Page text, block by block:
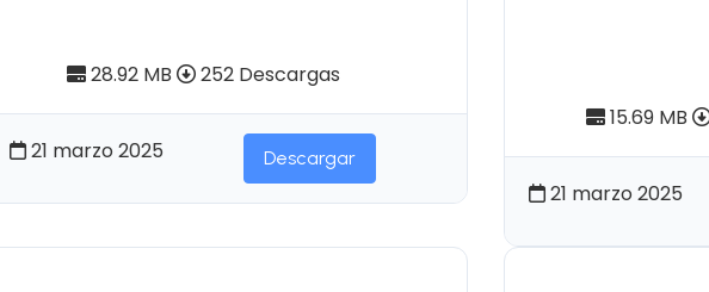
28.92 MB 252 Descargas
21 marzo 2025 Descargar
15.69 MB
21 marzo 2025